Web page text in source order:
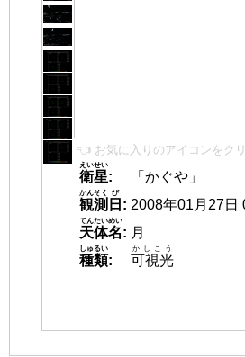
👈 お気に入りのアイコンをクリ
衛星
えいせい
:
「かぐや」
観測
かんそく
日
び
: 2008年01月27日
天体名
てんたいめい
: 月
種類
しゅるい
: 可視光
かしこう